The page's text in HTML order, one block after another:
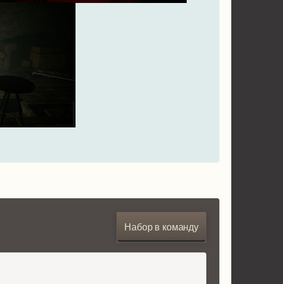
Набор в команду